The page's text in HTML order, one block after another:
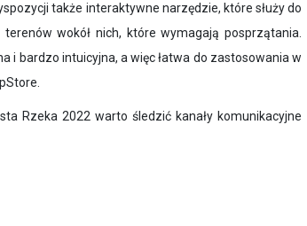
także interaktywne narzędzie, które służy do
wokół nich, które wymagają posprzątania.
i bardzo intuicyjna, a więc łatwa do zastosowania w
Rzeka 2022 warto śledzić kanały komunikacyjne